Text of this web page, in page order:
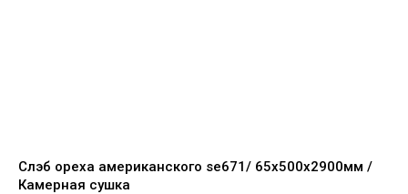
Слэб ореха американского se671/ 65х500х2900мм /
Камерная сушка